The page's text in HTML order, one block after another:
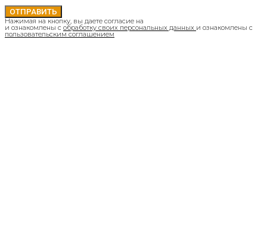
ОТПРАВИТЬ
Нажимая на кнопку, вы даете согласие на
и ознакомлены с обработку своих персональных данных и ознакомлены с
пользовательским соглашением